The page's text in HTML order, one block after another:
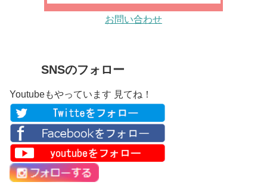
お問い合わせ
SNSのフォロー
Youtubeもやっています 見てね！